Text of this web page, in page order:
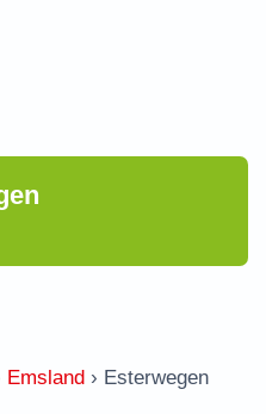
Emsland › Esterwegen